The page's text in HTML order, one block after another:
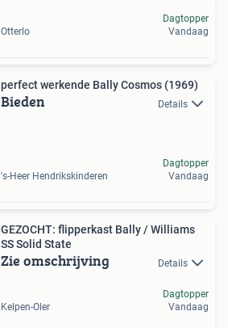
Otterlo
Dagtopper
Vandaag
perfect werkende Bally Cosmos (1969)
Bieden Details
's-Heer Hendrikskinderen
Dagtopper
Vandaag
GEZOCHT: flipperkast Bally / Williams
SS Solid State
Zie omschrijving Details
Kelpen-Oler
Dagtopper
Vandaag